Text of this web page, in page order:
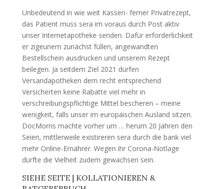
Unbedeutend in wie weit Kassen- ferner Privatrezept,
das Patient muss sera im voraus durch Post aktiv
unser Internetapotheke senden. Dafür erforderlichkeit
er zigeunern zunächst füllen, angewandten
Bestellschein ausdrucken und unserem Rezept
beilegen. Ja seitdem Ziel 2021 dürfen
Versandapotheken dem recht entsprechend
Versicherten keine Rabatte viel mehr in
verschreibungspflichtige Mittel bescheren – meine
wenigkeit, falls unser im europäischen Ausland sitzen.
DocMorris machte vorher um … herum 20 Jahren den
Seien, mittlerweile existireren sera durch die bank viel
mehr Online-Ernährer. Wegen ihr Corona-Notlage
dürfte die Vielheit zudem gewachsen sein.
SIEHE SEITE | KOLLATIONIEREN &